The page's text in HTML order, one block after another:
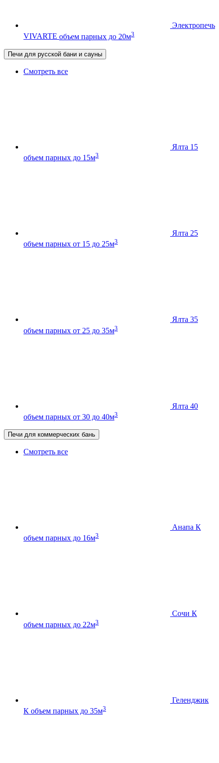
Электропечь
VIVARTE объем парных до 20м3
Печи для русской бани и сауны
Смотреть все
Ялта 15
объем парных до 15м3
Ялта 25
объем парных от 15 до 25м3
Ялта 35
объем парных от 25 до 35м3
Ялта 40
объем парных от 30 до 40м3
Печи для коммерческих бань
Смотреть все
Анапа К
объем парных до 16м3
Сочи К
объем парных до 22м3
Геленджик
К объем парных до 35м3